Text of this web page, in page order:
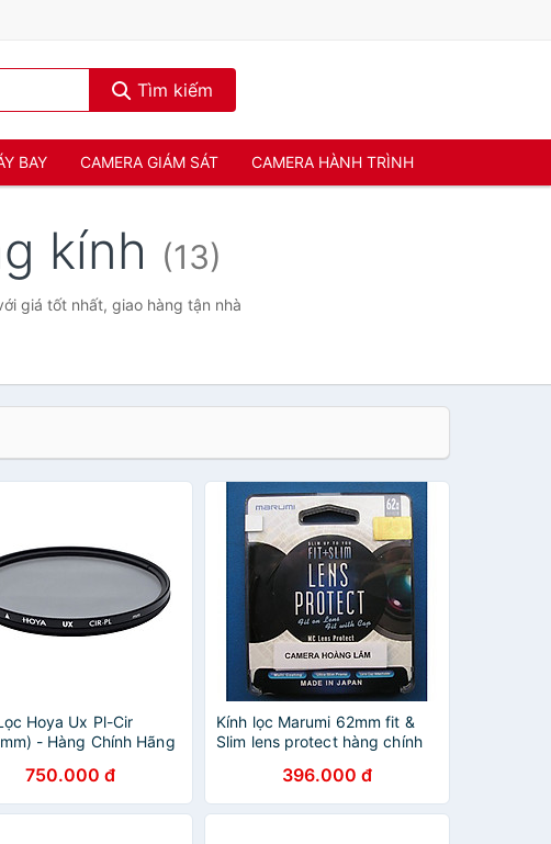
Tìm kiếm
BAY CAMERA GIÁM SÁT CAMERA HÀNH TRÌNH
kính (13)
giá tốt nhất, giao hàng tận nhà
Hoya Ux Pl-Cir
- Hàng Chính Hãng
750.000 đ
Kính lọc Marumi 62mm fit &
Slim lens protect hàng chính
396.000 đ